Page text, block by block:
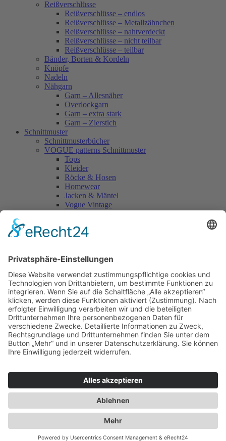
Reißverschlüsse
Reißverschlüsse – endlos
Reißverschlüsse – Metallzähnchen
Reißverschlüsse – nahtverdeckt
Reißverschlüsse – nicht teilbar
Reißverschlüsse – teilbar
Bänder, Borten & Kordeln
Knöpfe
Nadeln
Nähgarn
Garn – Allesnäher
Overlockgarn
Garn – extra stark
Garn – Zierstich
Schnittmuster
Schnittmusterbücher
VOGUE patterns Schnittmuster
Tops
Kleider
Röcke & Hosen
Homewear
Jacken & Mäntel
Vogue Vintage
Accessoires
Kleider
Homewear
Jacken & Mäntel
Curvy
Herren
Kids
Burda Fantasy
Accessoires & Deko
NEU im Shop
SALE
Suchen
Bitte mindestens 5 Buschstaben oder Zahlen eingeben!
Vertrag widerrufen